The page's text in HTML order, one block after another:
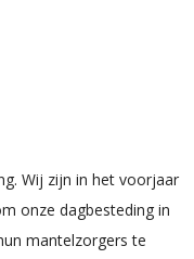
Wij zijn in het voorjaar
onze dagbesteding in
mantelzorgers te